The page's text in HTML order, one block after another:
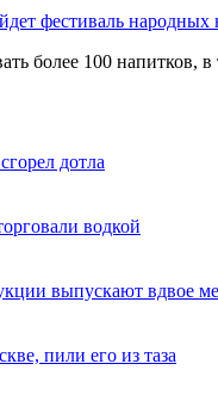
фестиваль народных
более 100
дотла
водкой
выпускают вдвое
пили его из таза